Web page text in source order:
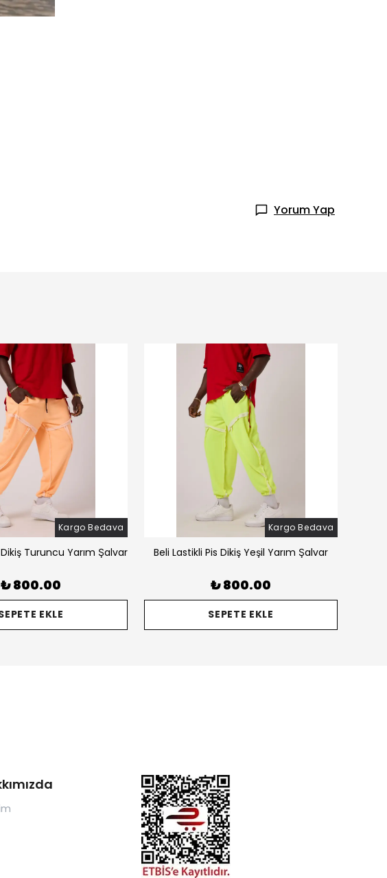
Yorum Yap
Kargo Bedava
Turuncu Yarım Şalvar
₺ 800.00
EKLE
Kargo Bedava
Beli Lastikli Pis Dikiş Yeşil Yarım Şalvar
₺ 800.00
SEPETE EKLE